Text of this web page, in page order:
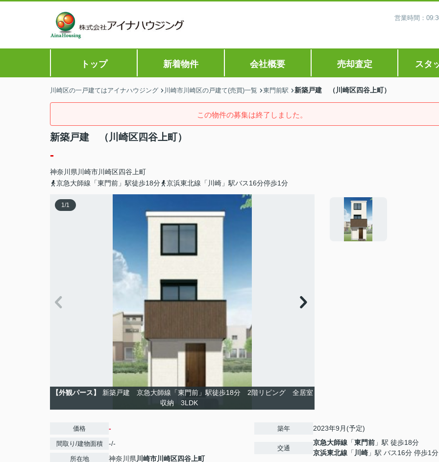
営業時間：
トップ 新着物件 会社概要 売却査定 スタ
川崎区の一戸建てはアイナハウジング 川崎市川崎区の戸建て(売買)一覧 東門前駅 新築戸建 （川崎区四谷上町）
この物件の募集は終了しました。
新築戸建 （川崎区四谷上町）
-
神奈川県 川崎市川崎区四谷上町
京急大師線「東門前」駅徒歩18分
京浜東北線「川崎」駅バス16分停歩1分
1/1
【外観パース】
新築戸建 京急大師線「東門前」駅徒歩18分 2階リビング 全居室
収納 3LDK
価格 -
間取り/建物面積 -/-
所在地 神奈川県川崎市川崎区四谷上町
築年 2023年9月(予定)
交通
京急大師線 「東門前 」駅 徒歩18分
京浜東北線 「 川崎 」駅 バス16分 停歩1分